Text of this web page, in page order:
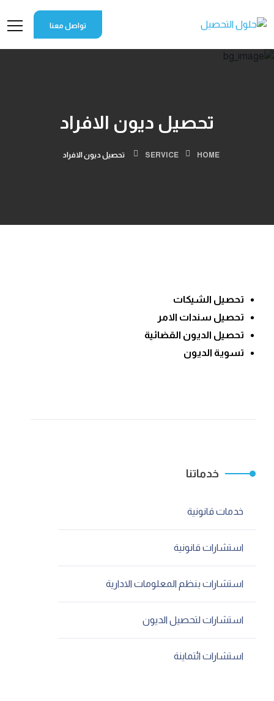
تواصل معنا
تحصيل ديون الافراد
HOME
SERVICE تحصيل ديون الافراد
تحصيل الشيكات
تحصيل سندات الامر
تحصيل الديون القضائية
تسوية الديون
خدماتنا
خدمات قانونية
استشارات قانونية
استشارات بنظم المعلومات الادارية
استشارات لتحصيل الديون
استشارات ائتماينة